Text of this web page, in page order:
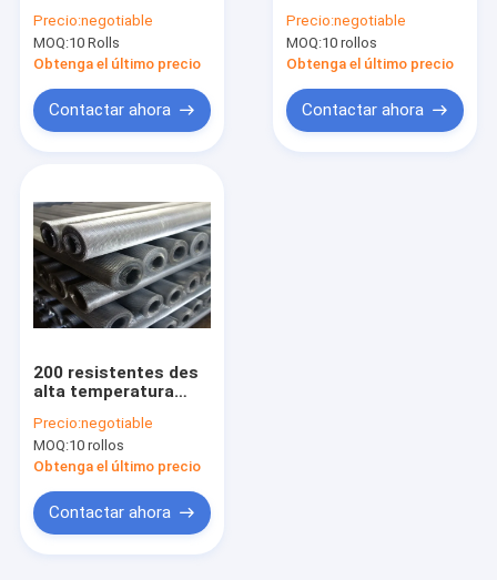
Crimped Woven
Precio:negotiable
MOQ:10 Rolls
Obtenga el último precio
Contactar ahora
Resistant Alkali
Resistant
Precio:negotiable
MOQ:10 rollos
Obtenga el último precio
Contactar ahora
200 resistentes des
alta temperatura
Screen Galvanized
plateado
Precio:negotiable
MOQ:10 rollos
Obtenga el último precio
Contactar ahora